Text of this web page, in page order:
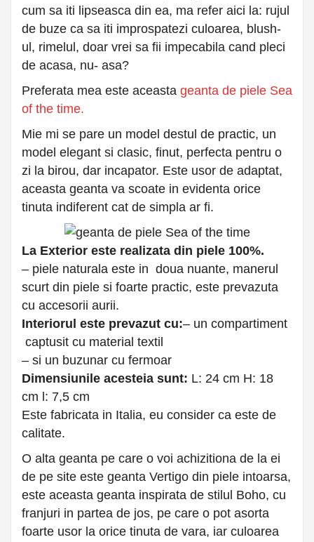
cum sa iti lipseasca din ea, ma refer aici la: rujul
de buze ca sa iti improspatezi culoarea, blush-
ul, rimelul, doar vrei sa fii impecabila cand pleci
de acasa, nu- asa?
Preferata mea este aceasta geanta de piele Sea
of the time.
Mie mi se pare un model destul de practic, un
model elegant si clasic, finut, perfecta pentru o
zi la birou, dar incapator. Este usor de adaptat,
aceasta geanta va scoate in evidenta orice
tinuta indiferent cat de simpla ar fi.
La Exterior este realizata din piele 100%.
– piele naturala este in doua nuante, manerul
scurt din piele si foarte practic, este prevazuta
cu accesorii aurii.
Interiorul este prevazut cu:– un compartiment
captusit cu material textil
– si un buzunar cu fermoar
Dimensiunile acesteia sunt: L: 24 cm H: 18
cm l: 7,5 cm
Este fabricata in Italia, eu consider ca este de
calitate.
O alta geanta pe care o voi achizitiona de la ei
de pe site este geanta Vertigo din piele intoarsa,
este aceasta geanta inspirata de stilul Boho, cu
franjuri in partea de jos, pe care o pot asorta
foarte usor la orice tinuta de vara, iar culoarea